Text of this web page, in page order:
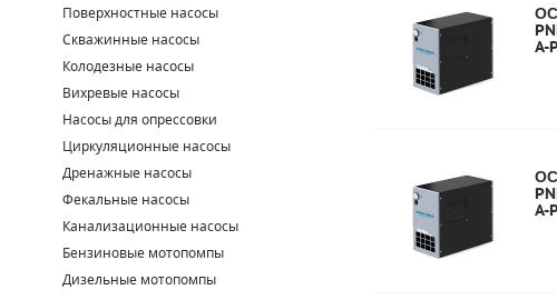
Поверхностные насосы
Скважинные насосы
Колодезные насосы
Вихревые насосы
Насосы для опрессовки
Циркуляционные насосы
Дренажные насосы
Фекальные насосы
Канализационные насосы
Бензиновые мотопомпы
Дизельные мотопомпы
A-
A-
СМЕННЫЕ ЭЛЕМЕНТЫ МАГИСТРАЛЬНЫХ ФИЛЬТРОВ
ДЛЯ АДСОРБЦИОННЫХ ОСУШИТЕЛЕЙ
ЭЛЕКТРОДВИГАТЕЛИ
БЕНЗИНОВЫЕ ДВИГАТЕЛИ
ДИЗЕЛЬНЫЕ ДВИГАТЕЛИ